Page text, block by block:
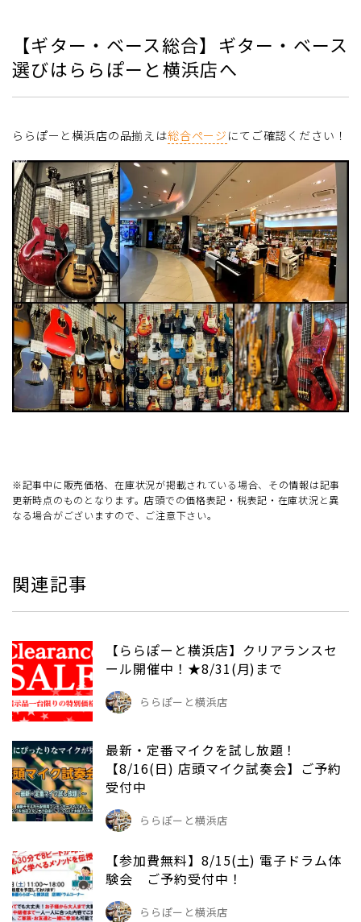
【ギター・ベース総合】ギター・ベース
選びはららぽーと横浜店へ
ららぽーと横浜店の品揃えは総合ページ にてご確認ください！
※記事中に販売価格、在庫状況が掲載されている場合、その情報は記事
更新時点のものとなります。店頭での価格表記・税表記・在庫状況と異
なる場合がございますので、ご注意下さい。
関連記事
【ららぽーと横浜店】クリアランスセ
ール開催中！★8/31(月)まで
ららぽーと横浜店
最新・定番マイクを試し放題！
【8/16(日) 店頭マイク試奏会】ご予約
受付中
ららぽーと横浜店
【参加費無料】8/15(土) 電子ドラム体
験会 ご予約受付中！
ららぽーと横浜店